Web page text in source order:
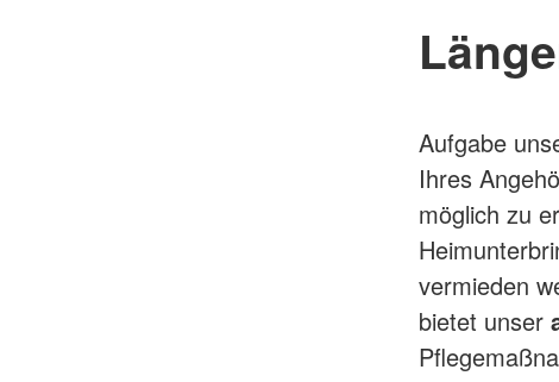
Aufgabe
Ihres
möglich zu
vermieden
bietet unser